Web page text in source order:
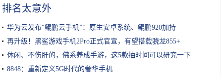
排名太意外
华为云发布“鲲鹏云手机”：原生安卓系统、鲲鹏920加持
再升级！黑鲨游戏手机2Pro正式官宣，有望搭载骁龙855+
休闲、不伤肝的，佛系养成手游，这5款抽时间可以研究一下
8848：重新定义5G时代的奢华手机